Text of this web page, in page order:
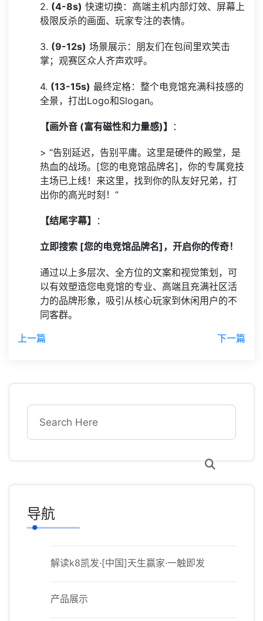
2. (4-8s) 快速切换：高端主机内部灯效、屏幕上
极限反杀的画面、玩家专注的表情。
3. (9-12s) 场景展示：朋友们在包间里欢笑击
掌；观赛区众人齐声欢呼。
4. (13-15s) 最终定格：整个电竞馆充满科技感的
全景，打出Logo和Slogan。
【画外音 (富有磁性和力量感)】 ：
> “告别延迟，告别平庸。这里是硬件的殿堂，是
热血的战场。[您的电竞馆品牌名]，你的专属竞技
主场已上线！来这里，找到你的队友好兄弟，打
出你的高光时刻！”
【结尾字幕】 ：
立即搜索 [您的电竞馆品牌名]，开启你的传奇！
通过以上多层次、全方位的文案和视觉策划，可
以有效塑造您电竞馆的专业、高端且充满社区活
力的品牌形象，吸引从核心玩家到休闲用户的不
同客群。
上一篇
下一篇
导航
解读k8凯发·[中国]天生赢家·一触即发
产品展示